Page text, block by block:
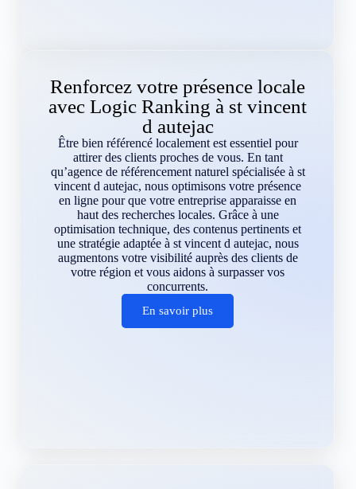
Renforcez votre présence locale
avec Logic Ranking à st vincent
d autejac
Être bien référencé localement est essentiel pour
attirer des clients proches de vous. En tant
qu’agence de référencement naturel spécialisée à st
vincent d autejac, nous optimisons votre présence
en ligne pour que votre entreprise apparaisse en
haut des recherches locales. Grâce à une
optimisation technique, des contenus pertinents et
une stratégie adaptée à st vincent d autejac, nous
augmentons votre visibilité auprès des clients de
votre région et vous aidons à surpasser vos
concurrents.
En savoir plus